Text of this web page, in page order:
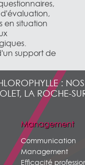
d'évaluation,
en situation
support de
:
LA ROCHE-
Management
Communication
Management
Efficacité